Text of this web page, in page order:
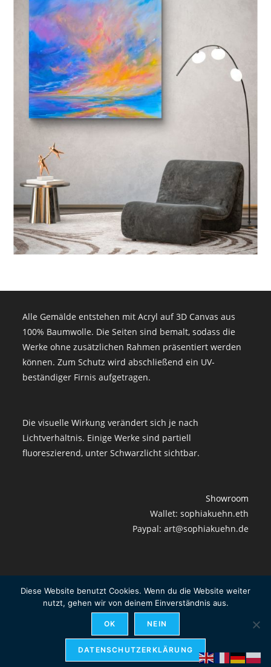
Alle Gemälde entstehen mit Acryl auf 3D Canvas aus
100% Baumwolle. Die Seiten sind bemalt, sodass die
Werke ohne zusätzlichen Rahmen präsentiert werden
können. Zum Schutz wird abschließend ein UV-
beständiger Firnis aufgetragen.
Die visuelle Wirkung verändert sich je nach
Lichtverhältnis. Einige Werke sind partiell
fluoreszierend, unter Schwarzlicht sichtbar.
Showroom
Wallet: sophiakuehn.eth
Paypal: art@sophiakuehn.de
Impressum Widerrufsbelehrung
Datenschutzerklärung
Versandarten
VERTRAG WIDERRUFEN
Diese Website benutzt Cookies. Wenn du die Website weiter
nutzt, gehen wir von deinem Einverständnis aus.
OK NEIN
DATENSCHUTZERKLÄRUNG